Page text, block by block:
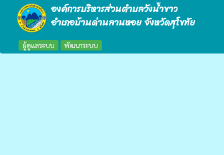
องค์การบริหารส่วนตำบลวังน้ำขาว
อำเภอบ้านด่านลานหอย จังหวัดสุโขทัย
ผู้ดูแลระบบ พัฒนาระบบ